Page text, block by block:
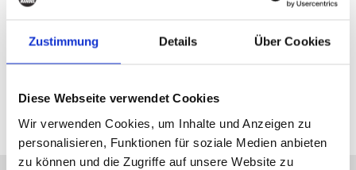
Zustimmung Details Über Cookies
Diese Webseite verwendet Cookies
Wir verwenden Cookies, um Inhalte und Anzeigen zu
personalisieren, Funktionen für soziale Medien anbieten
zu können und die Zugriffe auf unsere Website zu